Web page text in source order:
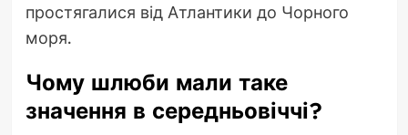
простягалися від Атлантики до Чорного
моря.
Чому шлюби мали таке
значення в середньовіччі?